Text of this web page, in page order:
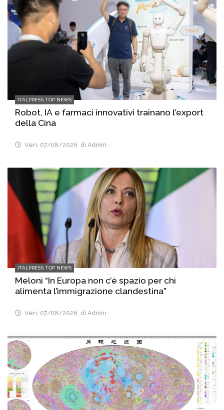
ITALPRESS TOP NEWS
Robot, IA e farmaci innovativi trainano l’export
della Cina
Ven, 07/08/2026 di Admin
ITALPRESS TOP NEWS
Meloni “In Europa non c’è spazio per chi
alimenta l’immigrazione clandestina”
Ven, 07/08/2026 di Admin